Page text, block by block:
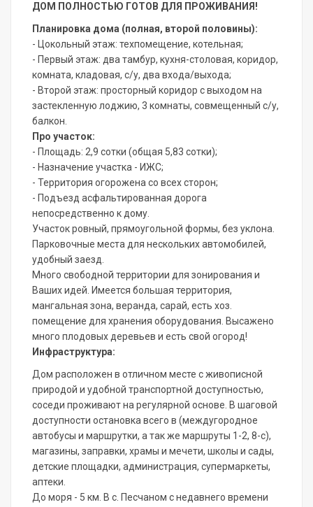
ДОМ ПОЛНОСТЬЮ ГОТОВ ДЛЯ ПРОЖИВАНИЯ!
Планировка дома (полная, второй половины):
- Цокольный этаж: техпомещение, котельная;
- Первый этаж: два тамбур, кухня-столовая, коридор,
комната, кладовая, с/у, два входа/выхода;
- Второй этаж: просторный коридор с выходом на
застекленную лоджию, 3 комнаты, совмещенный с/у,
балкон.
Про участок:
- Площадь: 2,9 сотки (общая 5,83 сотки);
- Назначение участка - ИЖС;
- Территория огорожена со всех сторон;
- Подъезд асфальтированная дорога
непосредственно к дому.
Участок ровный, прямоугольной формы, без уклона.
Парковочные места для нескольких автомобилей,
удобный заезд.
Много свободной территории для зонирования и
Ваших идей. Имеется большая территория,
мангальная зона, веранда, сарай, есть хоз.
помещение для хранения оборудования. Высажено
много плодовых деревьев и есть свой огород!
Инфраструктура:
Дом расположен в отличном месте с живописной
природой и удобной транспортной доступностью,
соседи проживают на регулярной основе. В шаговой
доступности остановка всего в (междугородное
автобусы и маршрутки, а так же маршруты 1-2, 8-с),
магазины, заправки, храмы и мечети, школы и сады,
детские площадки, администрация, супермаркеты,
аптеки.
До моря - 5 км. В с. Песчаном с недавнего времени